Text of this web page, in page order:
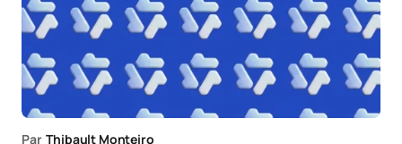
Par Thibault Monteiro